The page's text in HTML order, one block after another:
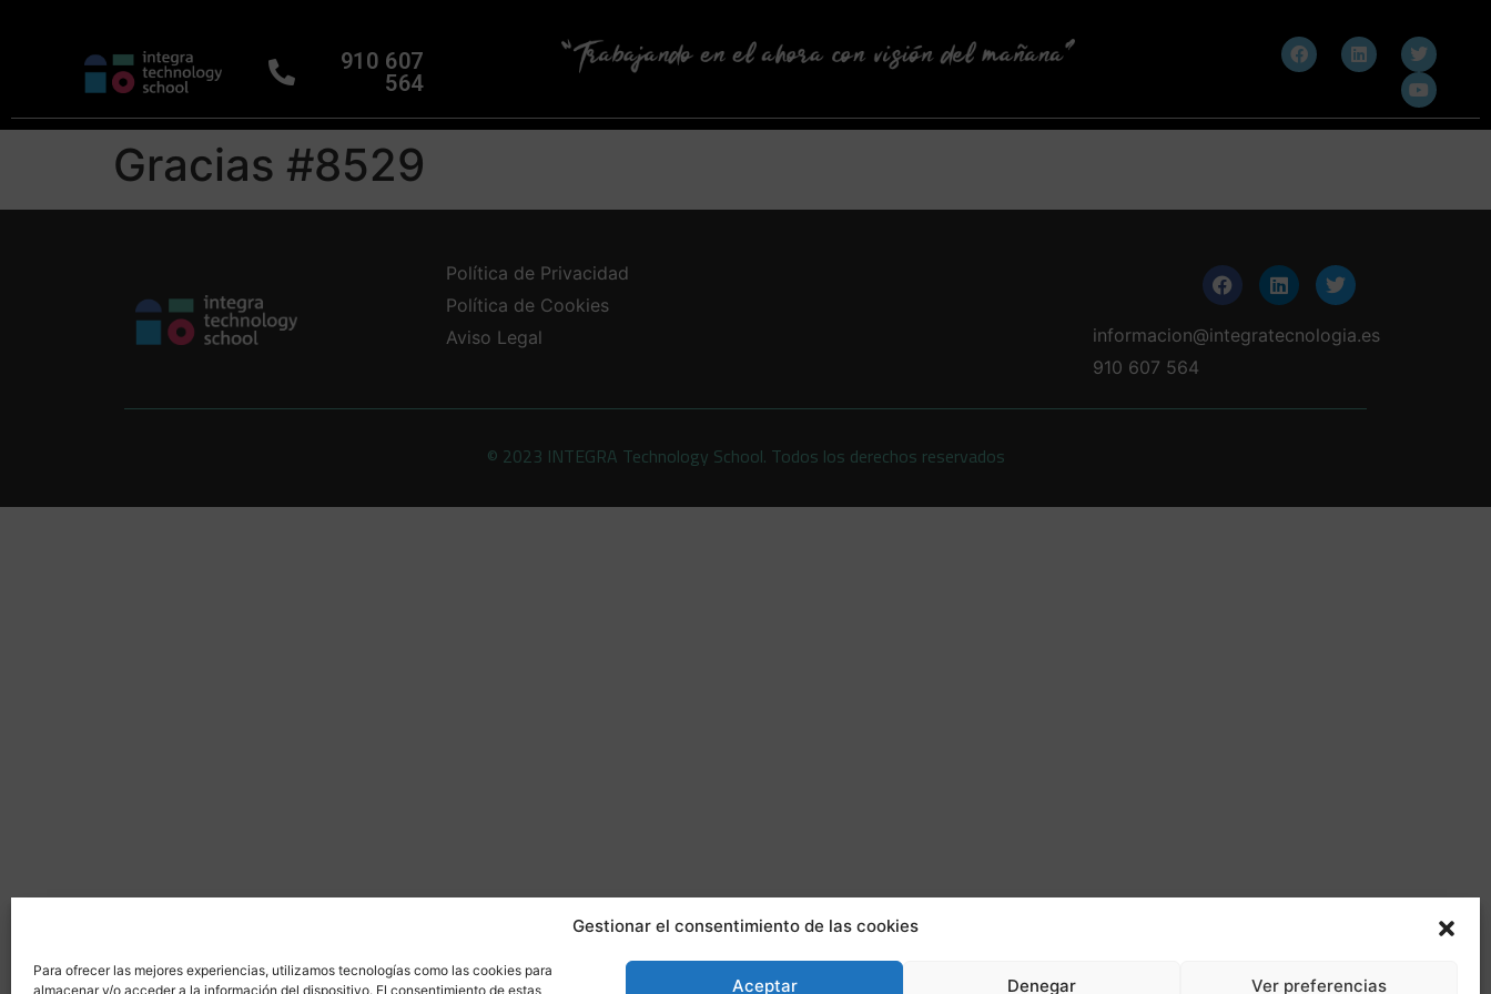
Gestionar el consentimiento de las cookies
Para ofrecer las mejores experiencias, utilizamos tecnologías como las cookies para
almacenar y/o acceder a la información del dispositivo. El consentimiento de estas
Aceptar Denegar Ver preferencias
910 607
564
Gracias #8529
Política de Privacidad
Política de Cookies
Aviso Legal
informacion@integratecnologia.es
910 607 564
© 2023 INTEGRA Technology School. Todos los derechos reservados